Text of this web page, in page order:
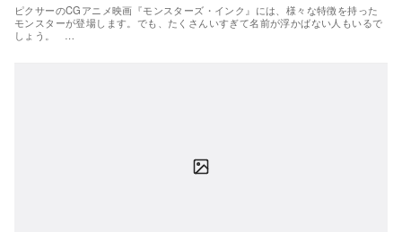
ピクサーのCGアニメ映画『モンスターズ・インク』には、様々な特徴を持った
モンスターが登場します。でも、たくさんいすぎて名前が浮かばない人もいるで
しょう。 …